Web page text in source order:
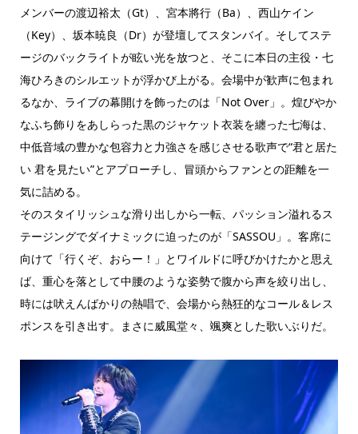
メンバーの渡辺裕太（Gt）、宮本將行（Ba）、西山ケイン
（Key）、坂本暁良（Dr）が登壇してスタンバイ。そしてステ
ージのバックライトが眩い光を放つと、そこに本日の主役・七
海ひろきのシルエットが浮かび上がる。会場中が歓声に包まれ
るなか、ライブの幕開けを飾ったのは「Not Over」。煌びやか
なふち飾りをあしらった黒のジャケット衣装を纏った七海は、
中低音域の豊かな包容力と力強さを感じさせる歌声で“君と居た
い 君を見たい”とアプローチし、冒頭からファンとの距離を一
気に詰める。
そのスタイリッシュな滑り出しから一転、パッション溢れるス
テージングでダイナミックに迫ったのが「SASSOU」。客席に
向けて「行くぞ、おらー！」とワイルドに呼びかけたかと思え
ば、重心を落として中腰のような姿勢で腹から声を絞り出し、
時には吠えんばかりの熱唱で、会場から熱狂的なコール＆レス
ポンスを引き出す。まさに威風堂々、颯爽とした歌いぶりだ。